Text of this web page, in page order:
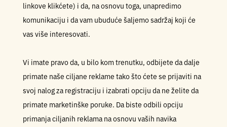
linkove klikćete) i da, na osnovu toga, unapredimo
komunikaciju i da vam ubuduće šaljemo sadržaj koji će
vas više interesovati.
Vi imate pravo da, u bilo kom trenutku, odbijete da dalje
primate naše ciljane reklame tako što ćete se prijaviti na
svoj nalog za registraciju i izabrati opciju da ne želite da
primate marketinške poruke. Da biste odbili opciju
primanja ciljanih reklama na osnovu vaših navika